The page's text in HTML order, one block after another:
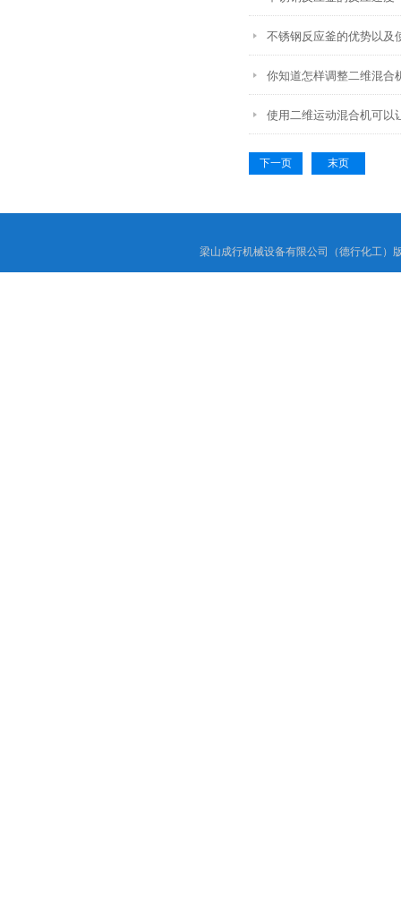
不锈钢反应釜的优势以及
你知道怎样调整二维混合
使用二维运动混合机可以
下一页 末页
梁山成行机械设备有限公司（德行化工）